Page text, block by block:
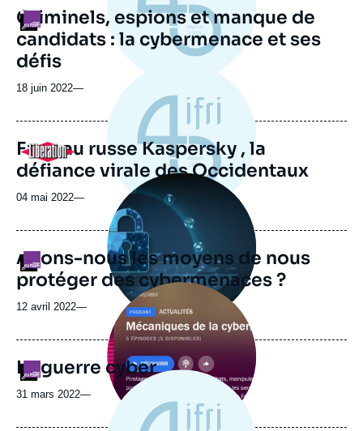
Logo
Criminels, espions et manque de
candidats : la cybermenace et ses
défis
18 juin 2022—
Logo
Face au russe Kaspersky , la
défiance virale des Occidentaux
04 mai 2022—
Logo
Image
principale
médiatique
Avons-nous les moyens de nous
protéger des cybermenaces ?
12 avril 2022—
Logo
Image
principale
médiatique
La guerre cyber
31 mars 2022—